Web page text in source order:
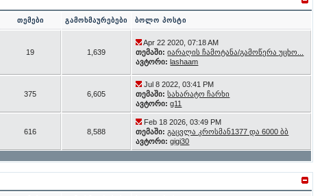
თემები გამოხმაურებები ბოლო პოსტი
19 1,639
Apr 22 2020, 07:18 AM
თემაში: იარაღის ჩამოტანა/გამოწერა უცხო...
ავტორი: lashaam
375 6,605
Jul 8 2022, 03:41 PM
თემაში: სახარატო ჩარხი
ავტორი: g11
616 8,588
Feb 18 2026, 03:49 PM
თემაში: გაცვლა კროსმან1377 და 6000 ბბ
ავტორი: gigi30